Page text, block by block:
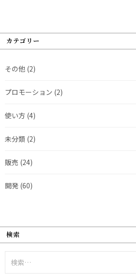
カテゴリー
その他 (2)
プロモーション (2)
使い方 (4)
未分類 (2)
販売 (24)
開発 (60)
検索
索: